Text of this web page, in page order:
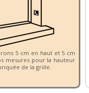
5 cm en haut et 5 cm
mesures pour la hauteur
de la grille.